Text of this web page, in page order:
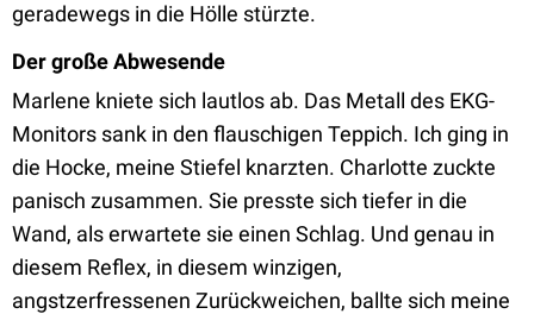
geradewegs in die Hölle stürzte.
Der große Abwesende
Marlene kniete sich lautlos ab. Das Metall des EKG-
Monitors sank in den flauschigen Teppich. Ich ging in
die Hocke, meine Stiefel knarzten. Charlotte zuckte
panisch zusammen. Sie presste sich tiefer in die
Wand, als erwartete sie einen Schlag. Und genau in
diesem Reflex, in diesem winzigen,
angstzerfressenen Zurückweichen, ballte sich meine